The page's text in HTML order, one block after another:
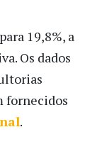
19,8%, a
Os dados
fornecidos
.